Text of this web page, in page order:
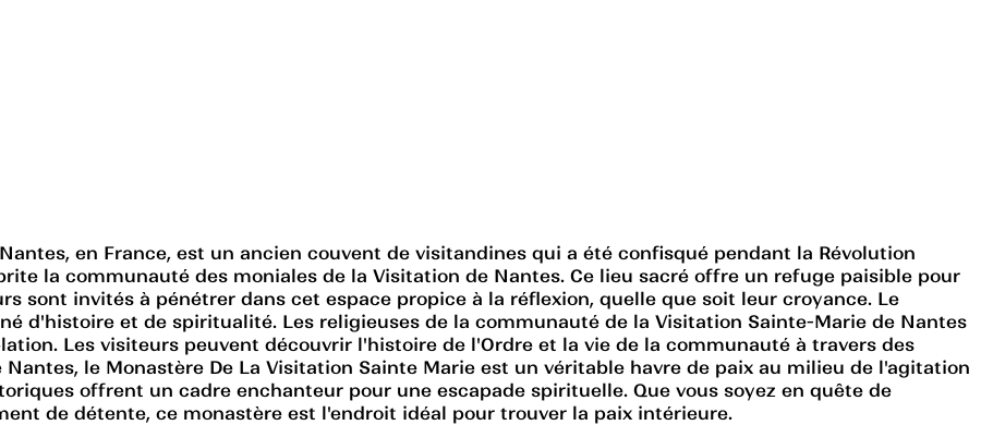
en France, est un ancien couvent de visitandines qui a été confisqué pendant la Révolution
la communauté des moniales de la Visitation de Nantes. Ce lieu sacré offre un refuge paisible pour
sont invités à pénétrer dans cet espace propice à la réflexion, quelle que soit leur croyance. Le
d'histoire et de spiritualité. Les religieuses de la communauté de la Visitation Sainte-Marie de Nantes
Les visiteurs peuvent découvrir l'histoire de l'Ordre et la vie de la communauté à travers des
le Monastère De La Visitation Sainte Marie est un véritable havre de paix au milieu de l'agitation
offrent un cadre enchanteur pour une escapade spirituelle. Que vous soyez en quête de
de détente, ce monastère est l'endroit idéal pour trouver la paix intérieure.